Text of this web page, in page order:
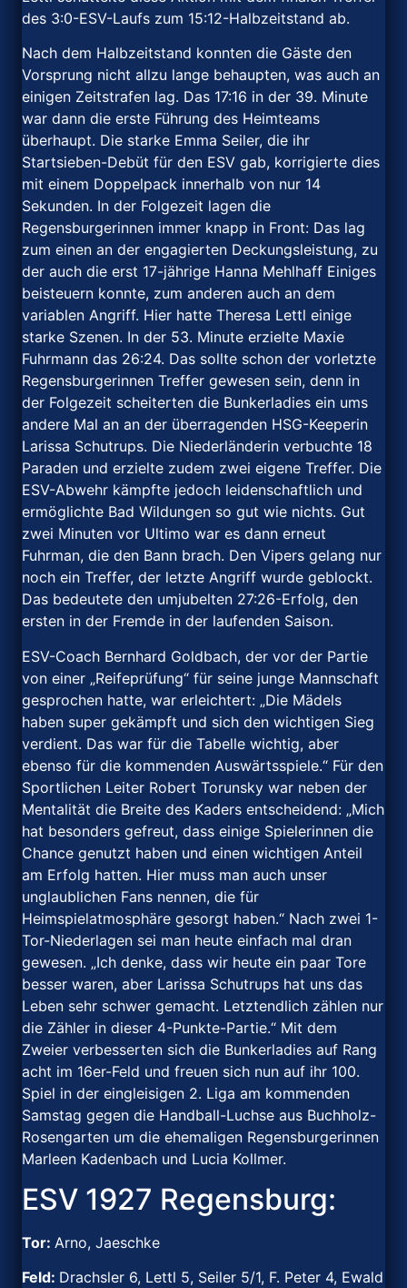
des 3:0-ESV-Laufs zum 15:12-Halbzeitstand ab.
Nach dem Halbzeitstand konnten die Gäste den
Vorsprung nicht allzu lange behaupten, was auch an
einigen Zeitstrafen lag. Das 17:16 in der 39. Minute
war dann die erste Führung des Heimteams
überhaupt. Die starke Emma Seiler, die ihr
Startsieben-Debüt für den ESV gab, korrigierte dies
mit einem Doppelpack innerhalb von nur 14
Sekunden. In der Folgezeit lagen die
Regensburgerinnen immer knapp in Front: Das lag
zum einen an der engagierten Deckungsleistung, zu
der auch die erst 17-jährige Hanna Mehlhaff Einiges
beisteuern konnte, zum anderen auch an dem
variablen Angriff. Hier hatte Theresa Lettl einige
starke Szenen. In der 53. Minute erzielte Maxie
Fuhrmann das 26:24. Das sollte schon der vorletzte
Regensburgerinnen Treffer gewesen sein, denn in
der Folgezeit scheiterten die Bunkerladies ein ums
andere Mal an an der überragenden HSG-Keeperin
Larissa Schutrups. Die Niederländerin verbuchte 18
Paraden und erzielte zudem zwei eigene Treffer. Die
ESV-Abwehr kämpfte jedoch leidenschaftlich und
ermöglichte Bad Wildungen so gut wie nichts. Gut
zwei Minuten vor Ultimo war es dann erneut
Fuhrman, die den Bann brach. Den Vipers gelang nur
noch ein Treffer, der letzte Angriff wurde geblockt.
Das bedeutete den umjubelten 27:26-Erfolg, den
ersten in der Fremde in der laufenden Saison.
ESV-Coach Bernhard Goldbach, der vor der Partie
von einer „Reifeprüfung“ für seine junge Mannschaft
gesprochen hatte, war erleichtert: „Die Mädels
haben super gekämpft und sich den wichtigen Sieg
verdient. Das war für die Tabelle wichtig, aber
ebenso für die kommenden Auswärtsspiele.“ Für den
Sportlichen Leiter Robert Torunsky war neben der
Mentalität die Breite des Kaders entscheidend: „Mich
hat besonders gefreut, dass einige Spielerinnen die
Chance genutzt haben und einen wichtigen Anteil
am Erfolg hatten. Hier muss man auch unser
unglaublichen Fans nennen, die für
Heimspielatmosphäre gesorgt haben.“ Nach zwei 1-
Tor-Niederlagen sei man heute einfach mal dran
gewesen. „Ich denke, dass wir heute ein paar Tore
besser waren, aber Larissa Schutrups hat uns das
Leben sehr schwer gemacht. Letztendlich zählen nur
die Zähler in dieser 4-Punkte-Partie.“ Mit dem
Zweier verbesserten sich die Bunkerladies auf Rang
acht im 16er-Feld und freuen sich nun auf ihr 100.
Spiel in der eingleisigen 2. Liga am kommenden
Samstag gegen die Handball-Luchse aus Buchholz-
Rosengarten um die ehemaligen Regensburgerinnen
Marleen Kadenbach und Lucia Kollmer.
ESV 1927 Regensburg:
Tor: Arno, Jaeschke
Feld: Drachsler 6, Lettl 5, Seiler 5/1, F. Peter 4, Ewald